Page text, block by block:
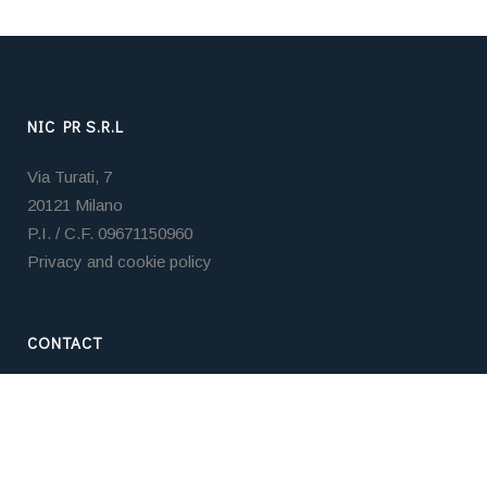
NIC PR S.R.L
Via Turati, 7
20121 Milano
P.I. / C.F. 09671150960
Privacy and cookie policy
CONTACT